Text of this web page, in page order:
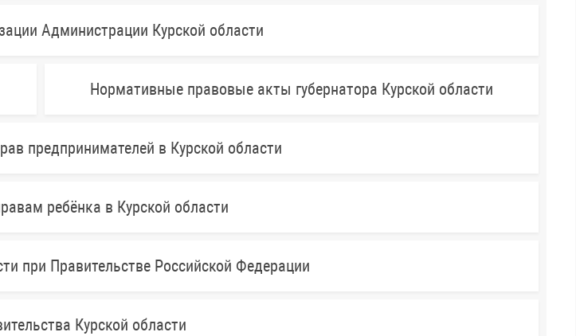
Администрации Курской области
Нормативные правовые акты губернатора Курской области
предпринимателей в Курской области
ребёнка в Курской области
при Правительстве Российской Федерации
Курской области